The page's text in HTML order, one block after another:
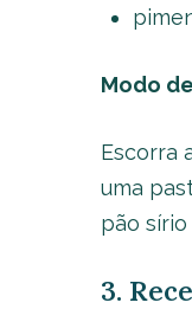
Modo
Escorra
uma
pão
3.